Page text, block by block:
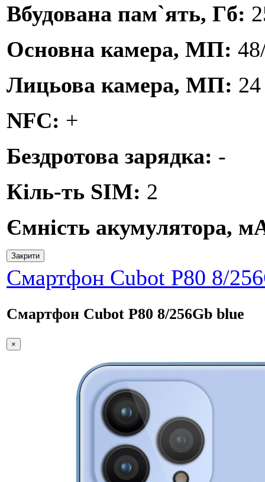
Вбудована пам`ять, Гб:
Основна камера, МП:
Лицьова камера, МП: 24
NFC: +
Бездротова зарядка: -
Кіль-ть SIM: 2
Ємність акумулятора,
Закрити
Смартфон Cubot P80 8/
Смартфон Cubot P80 8/256Gb blue
×